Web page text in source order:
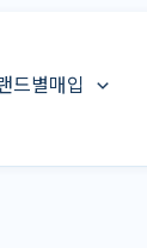
드별매입